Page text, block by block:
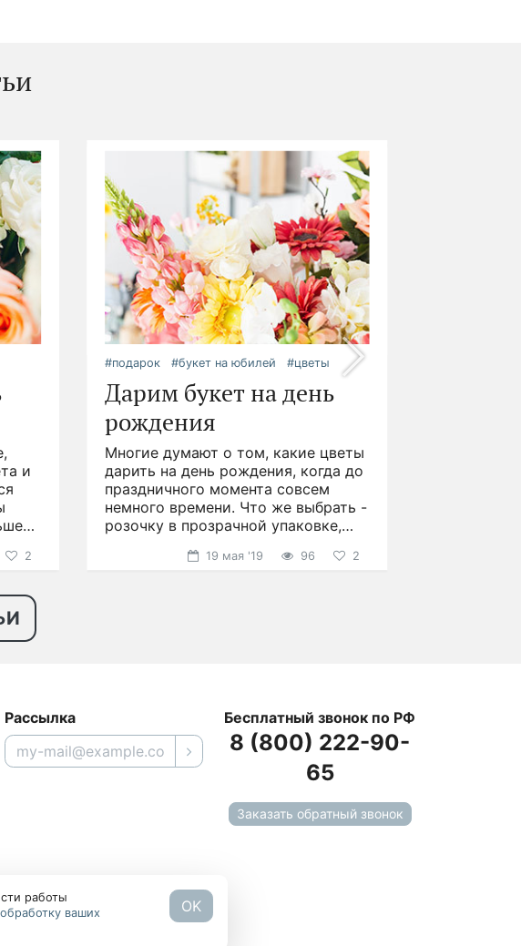
и
2
#подарок #букет на юбилей #цветы
Дарим букет на день
рождения
Многие думают о том, какие цветы
дарить на день рождения, когда до
праздничного момента совсем
немного времени. Что же выбрать -
розочку в прозрачной упаковке,
19 мая '19 96 2
Рассылка Бесплатный звонок по РФ
8 (800) 222-90-
65
Заказать обратный звонок
работы
обработку ваших
OK